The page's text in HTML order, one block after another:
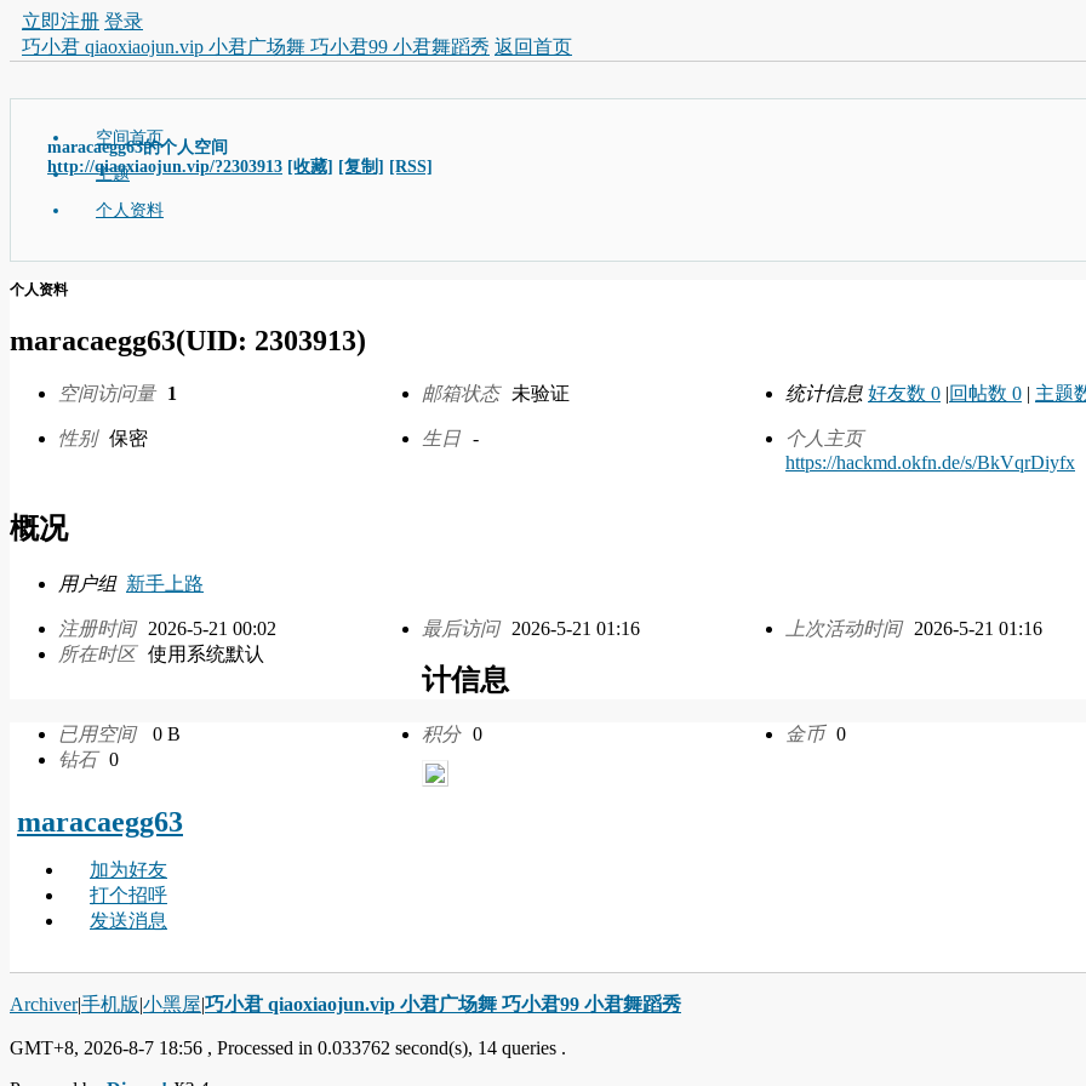
立即注册 登录
巧小君 qiaoxiaojun.vip 小君广场舞 巧小君99 小君舞蹈秀 返回首页
maracaegg63的个人空间
http://qiaoxiaojun.vip/?2303913 [收藏] [复制] [RSS]
空间首页
主题
个人资料
个人资料
maracaegg63(UID: 2303913)
空间访问量 1 邮箱状态 未验证 统计信息 好友数 0 |回帖数 0 | 主题
性别 保密 生日 -
个人主页
https://hackmd.okfn.de/s/BkVqrDiyfx
概况
用户组 新手上路
注册时间 2026-5-21 00:02 最后访问 2026-5-21 01:16 上次活动时间
2026-5-21 01:16
所在时区 使用系统默认
计信息
已用空间 0 B 积分 0 金币 0
钻石 0
maracaegg63
加为好友
打个招呼
发送消息
Archiver|手机版|小黑屋|巧小君 qiaoxiaojun.vip 小君广场舞 巧小君99 小君舞蹈秀
GMT+8, 2026-8-7 18:56 , Processed in 0.033762 second(s), 14 queries .